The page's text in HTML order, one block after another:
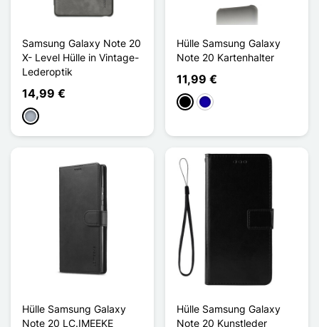
Samsung Galaxy Note 20
X- Level Hülle in Vintage-
Lederoptik
14,99 €
Grau
Hülle Samsung Galaxy
Note 20 Kartenhalter
11,99 €
SchwarzDunkelblau
Hülle Samsung Galaxy
Note 20 LC.IMEEKE
Hülle Samsung Galaxy
Note 20 Kunstleder